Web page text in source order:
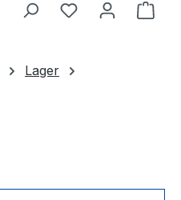
Du hast 0
Lager